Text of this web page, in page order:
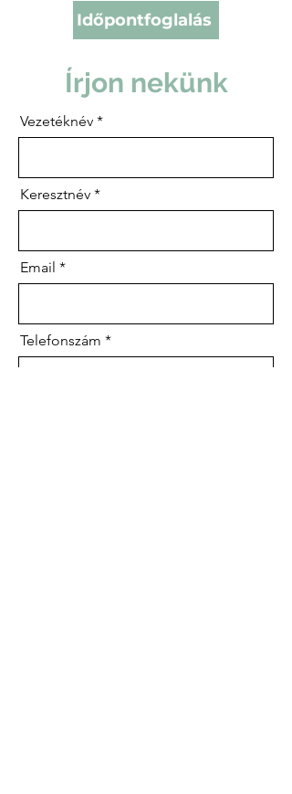
Időpontfoglalás
Írjon nekünk
Vezetéknév
Keresztnév
Email
Telefonszám